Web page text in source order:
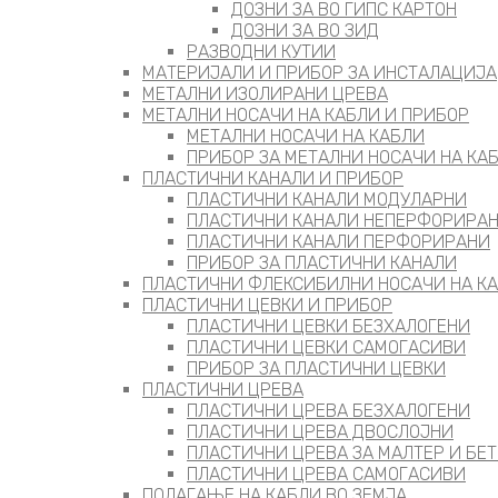
ДОЗНИ ЗА ВО ГИПС КАРТОН
ДОЗНИ ЗА ВО ЗИД
РАЗВОДНИ КУТИИ
МАТЕРИЈАЛИ И ПРИБОР ЗА ИНСТАЛАЦИЈА
МЕТАЛНИ ИЗОЛИРАНИ ЦРЕВА
МЕТАЛНИ НОСАЧИ НА КАБЛИ И ПРИБОР
МЕТАЛНИ НОСАЧИ НА КАБЛИ
ПРИБОР ЗА МЕТАЛНИ НОСАЧИ НА
ПЛАСТИЧНИ КАНАЛИ И ПРИБОР
ПЛАСТИЧНИ КАНАЛИ МОДУЛАРНИ
ПЛАСТИЧНИ КАНАЛИ
ПЛАСТИЧНИ КАНАЛИ ПЕРФОРИРАНИ
ПРИБОР ЗА ПЛАСТИЧНИ КАНАЛИ
ПЛАСТИЧНИ ФЛЕКСИБИЛНИ НОСАЧИ НА
ПЛАСТИЧНИ ЦЕВКИ И ПРИБОР
ПЛАСТИЧНИ ЦЕВКИ БЕЗХАЛОГЕНИ
ПЛАСТИЧНИ ЦЕВКИ САМОГАСИВИ
ПРИБОР ЗА ПЛАСТИЧНИ ЦЕВКИ
ПЛАСТИЧНИ ЦРЕВА
ПЛАСТИЧНИ ЦРЕВА БЕЗХАЛОГЕНИ
ПЛАСТИЧНИ ЦРЕВА ДВОСЛОЈНИ
ПЛАСТИЧНИ ЦРЕВА ЗА МАЛТЕР И
ПЛАСТИЧНИ ЦРЕВА САМОГАСИВИ